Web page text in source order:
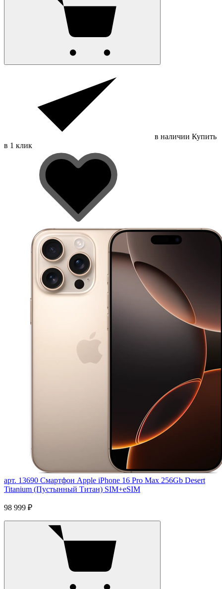
в наличии Купить
в 1 клик
арт. 13690 Смартфон Apple iPhone 16 Pro Max 256Gb Desert
Titanium (Пустынный Титан) SIM+eSIM
98 999 ₽